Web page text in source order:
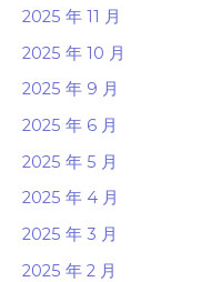
2025 年 11 月
2025 年 10 月
2025 年 9 月
2025 年 6 月
2025 年 5 月
2025 年 4 月
2025 年 3 月
2025 年 2 月